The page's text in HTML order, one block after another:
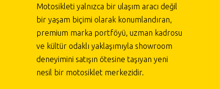
Motosikleti yalnızca bir ulaşım aracı değil
bir yaşam biçimi olarak konumlandıran,
premium marka portföyü, uzman kadrosu
ve kültür odaklı yaklaşımıyla showroom
deneyimini satışın ötesine taşıyan yeni
nesil bir motosiklet merkezidir.